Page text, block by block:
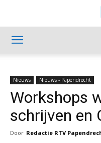
Nieuws Nieuws - Papendrecht
Workshops
schrijven en
Door Redactie RTV